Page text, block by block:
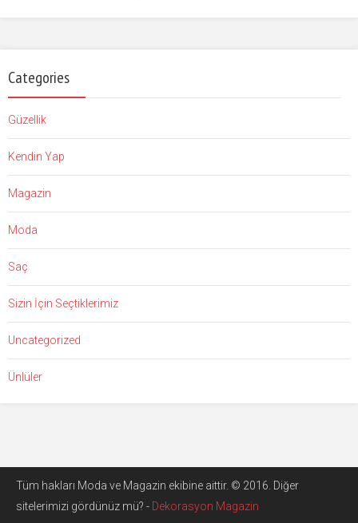
Categories
Güzellik
Kendin Yap
Magazin
Moda
Saç
Sizin İçin Seçtiklerimiz
Uncategorized
Ünlüler
Tüm hakları Moda ve Magazin ekibine aittir. © 2016. Diğer
sitelerimizi gördünüz mü? - Dekorasyon Magazin